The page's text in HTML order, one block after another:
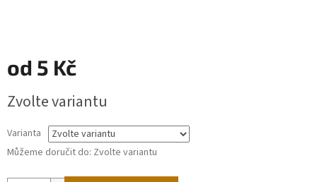
od 5 Kč
cena:
Zvolte variantu
Varianta
Můžeme doručit do: Zvolte variantu